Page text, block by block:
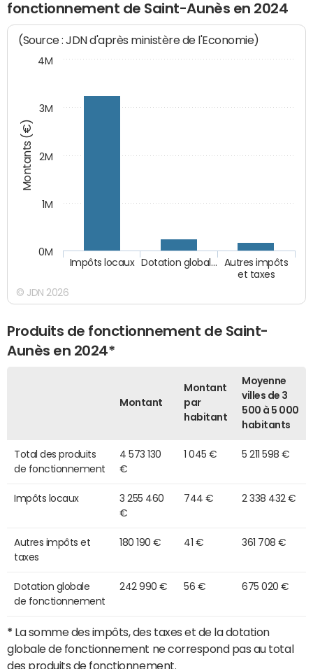
fonctionnement de Saint-Aunès en 2024
Montants (€)
(Source : JDN d'après ministère de l'Economie)
Autres impôts
et taxes
Dotation global…
Impôts locaux
0M
1M
2M
3M
4M
© JDN 2026
Produits de fonctionnement de Saint-
Aunès en 2024*
Montant
Montant
par
habitant
Moyenne
villes de 3
500 à 5 000
habitants
Total des produits
de fonctionnement
4 573 130
€
1 045 € 5 211 598 €
Impôts locaux
3 255 460
€
744 € 2 338 432 €
Autres impôts et
taxes
180 190 € 41 € 361 708 €
Dotation globale
de fonctionnement
242 990 € 56 € 675 020 €
* La somme des impôts, des taxes et de la dotation
globale de fonctionnement ne correspond pas au total
des produits de fonctionnement.